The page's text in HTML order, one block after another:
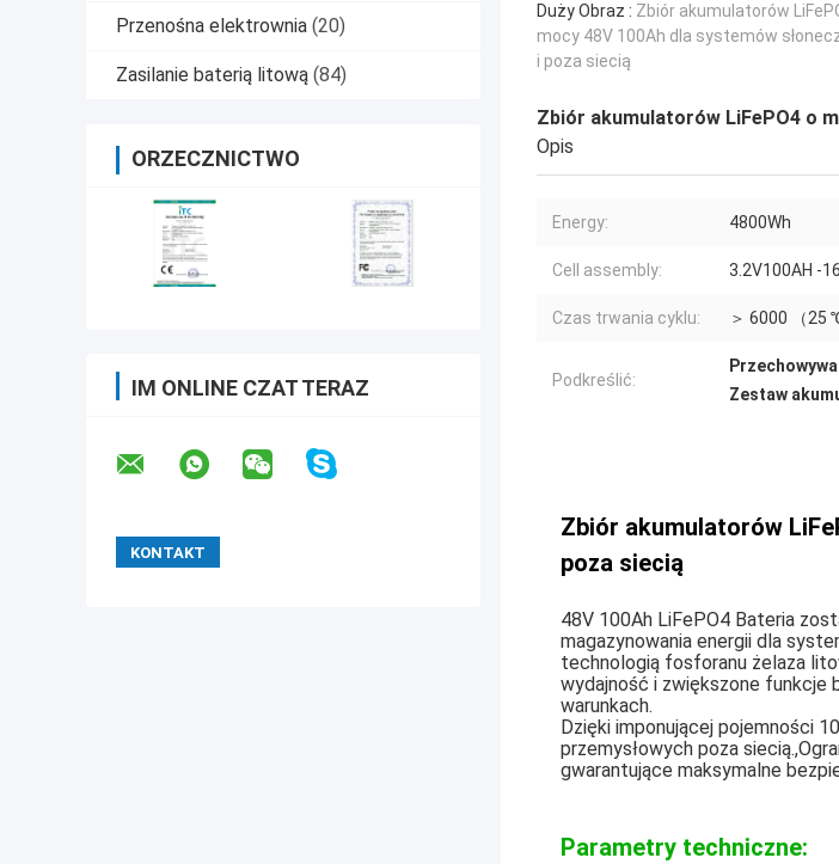
Przenośna elektrownia (20)
Zasilanie baterią litową (84)
ORZECZNICTWO
IM ONLINE CZAT TERAZ
Duży Obraz : Zbiór akumulatorów
mocy 48V 100Ah dla systemów
i poza siecią
Zbiór akumulatorów LiFePO4 o
Opis
Energy: 4800Wh
Cell assembly: 3.2V100AH -
Czas trwania cyklu: ＞ 6000 （25
Podkreślić:
Zestaw
Zbiór akumulatorów
poza siecią
48V 100Ah LiFePO4 Bateria
magazynowania energii dla
technologią fosforanu żelaza
wydajność i zwiększone funkcje
warunkach.
Dzięki imponującej pojemności
przemysłowych poza
gwarantujące maksymalne
Parametry techniczne: